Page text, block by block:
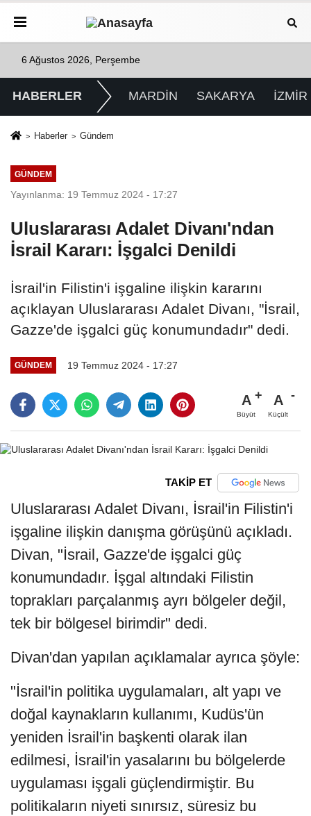
6 Ağustos 2026, Perşembe
HABERLER MARDİN SAKARYA İZMİR
Haberler Gündem
GÜNDEM
Yayınlanma: 19 Temmuz 2024 - 17:27
Uluslararası Adalet Divanı'ndan
İsrail Kararı: İşgalci Denildi
İsrail'in Filistin'i işgaline ilişkin kararını
açıklayan Uluslararası Adalet Divanı, "İsrail,
Gazze'de işgalci güç konumundadır" dedi.
GÜNDEM 19 Temmuz 2024 - 17:27
A
Büyüt
A
Küçült
TAKİP ET
Uluslararası Adalet Divanı, İsrail'in Filistin'i
işgaline ilişkin danışma görüşünü açıkladı.
Divan, "İsrail, Gazze'de işgalci güç
konumundadır. İşgal altındaki Filistin
toprakları parçalanmış ayrı bölgeler değil,
tek bir bölgesel birimdir" dedi.
Divan'dan yapılan açıklamalar ayrıca şöyle:
"İsrail'in politika uygulamaları, alt yapı ve
doğal kaynakların kullanımı, Kudüs'ün
yeniden İsrail'in başkenti olarak ilan
edilmesi, İsrail'in yasalarını bu bölgelerde
uygulaması işgali güçlendirmiştir. Bu
politikaların niyeti sınırsız, süresiz bu